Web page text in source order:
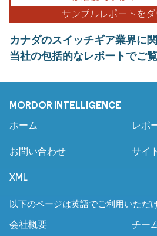
カナダのスイッチギア業界に
当社の包括的なレポートでご
MORDOR INTELLIGENCE
ホーム レポ
お問い合わせ サイ
XML
以下のページは英語でご利用いただ
会社概要 チー